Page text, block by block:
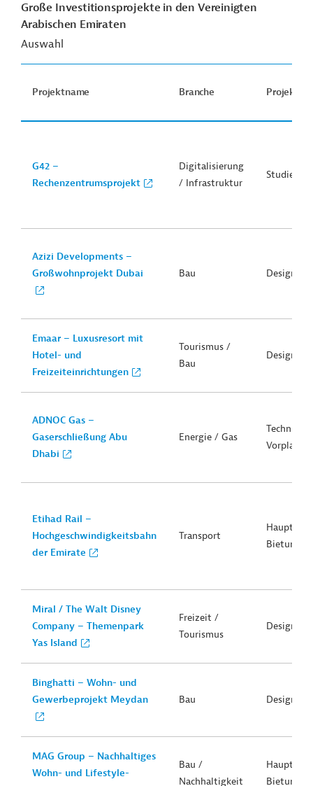
Große Investitionsprojekte in den Vereinigten
Arabischen Emiraten
Auswahl
Projektname Branche
G42 –
Rechenzentrumsprojekt
Digitalisierung
/ Infrastruktur
Studie
Azizi Developments –
Großwohnprojekt Dubai
Bau Design
Emaar – Luxusresort mit
Hotel- und
Freizeiteinrichtungen
Tourismus /
Bau
Design
ADNOC Gas –
Gaserschließung Abu
Dhabi
Energie / Gas
Technische
Etihad Rail –
Hochgeschwindigkeitsbahn
der Emirate
Transport
Bietung
Miral / The Walt Disney
Company – Themenpark
Yas Island
Freizeit /
Tourismus
Design
Binghatti – Wohn- und
Gewerbeprojekt Meydan
Bau Design
MAG Group – Nachhaltiges
Wohn- und Lifestyle-
Bau /
Nachhaltigkeit
Bietung